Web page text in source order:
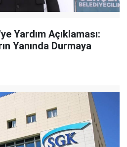
Yardım Açıklaması:
Yanında Durmaya